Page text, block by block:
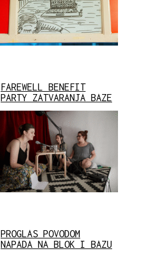
FAREWELL BENEFIT
PARTY ZATVARANJA BAZE
PROGLAS POVODOM
NAPADA NA BLOK I BAZU